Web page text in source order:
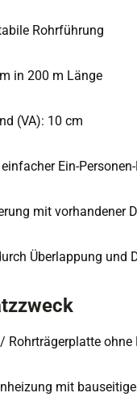
Rohrführung
in 200 m Länge
(VA): 10 cm
Ein-
mit vorhandener
Überlappung und
Rohrträgerplatte ohne
mit